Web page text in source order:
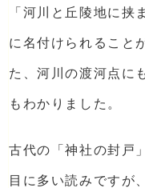
「河川と丘陵地に挟
に名付けられること
た、河川の渡河点に
もわかりました。
古代の「神社の封戸
目に多い読みですが